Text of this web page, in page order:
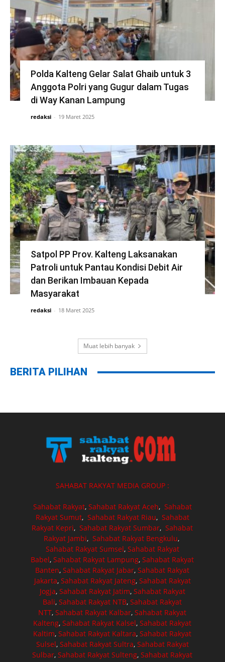
Polda Kalteng Gelar Salat Ghaib untuk 3
Anggota Polri yang Gugur dalam Tugas
di Way Kanan Lampung
redaksi - 19 Maret 2025
Satpol PP Prov. Kalteng Laksanakan
Patroli untuk Pantau Kondisi Debit Air
dan Berikan Imbauan Kepada
Masyarakat
redaksi - 18 Maret 2025
Muat lebih banyak
BERITA PILIHAN
SAHABAT RAKYAT MEDIA GROUP :
Sahabat Rakyat, Sahabat Rakyat Aceh, Sahabat
Rakyat Sumut, Sahabat Rakyat Riau, Sahabat
Rakyat Kepri,Sahabat Rakyat Sumbar,Sahabat
Rakyat Jambi, Sahabat Rakyat Bengkulu,
Sahabat Rakyat Sumsel, Sahabat Rakyat
Babel,Sahabat Rakyat Lampung,Sahabat Rakyat
Banten,Sahabat Rakyat Jabar,Sahabat Rakyat
Jakarta, Sahabat Rakyat Jateng, Sahabat Rakyat
Jogja, Sahabat Rakyat Jatim, Sahabat Rakyat
Bali,Sahabat Rakyat NTB,Sahabat Rakyat
NTT,Sahabat Rakyat Kalbar,Sahabat Rakyat
Kalteng,Sahabat Rakyat Kalsel,Sahabat Rakyat
Kaltim,Sahabat Rakyat Kaltara,Sahabat Rakyat
Sulsel, Sahabat Rakyat Sultra, Sahabat Rakyat
Sulbar,Sahabat Rakyat Sulteng,Sahabat Rakyat